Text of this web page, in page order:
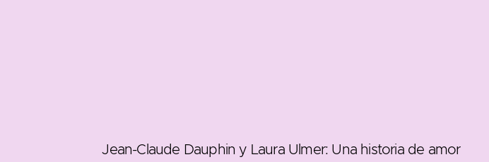
Jean-Claude Dauphin y Laura Ulmer: Una historia de amor